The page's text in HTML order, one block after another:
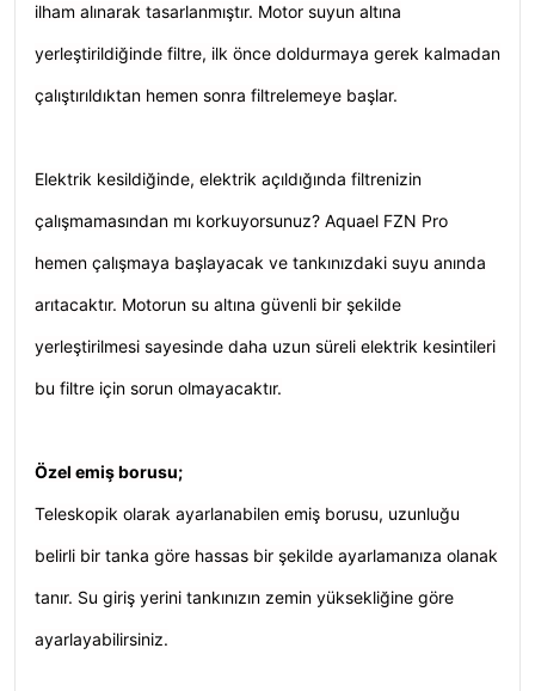
ilham alınarak tasarlanmıştır. Motor suyun altına
yerleştirildiğinde filtre, ilk önce doldurmaya gerek kalmadan
çalıştırıldıktan hemen sonra filtrelemeye başlar.
Elektrik kesildiğinde, elektrik açıldığında filtrenizin
çalışmamasından mı korkuyorsunuz? Aquael FZN Pro
hemen çalışmaya başlayacak ve tankınızdaki suyu anında
arıtacaktır. Motorun su altına güvenli bir şekilde
yerleştirilmesi sayesinde daha uzun süreli elektrik kesintileri
bu filtre için sorun olmayacaktır.
Özel emiş borusu;
Teleskopik olarak ayarlanabilen emiş borusu, uzunluğu
belirli bir tanka göre hassas bir şekilde ayarlamanıza olanak
tanır. Su giriş yerini tankınızın zemin yüksekliğine göre
ayarlayabilirsiniz.